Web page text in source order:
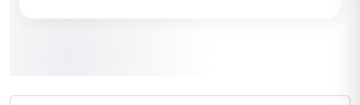
جنسية الرافد الثالث للعراق ومن اصول عريقة